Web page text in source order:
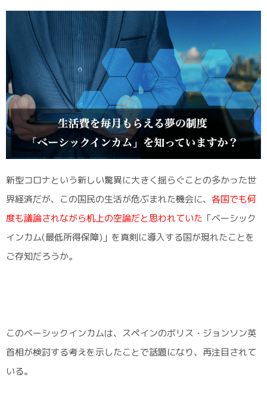
新型コロナという新しい驚異に大きく揺らぐことの多かった世
界経済だが、この国民の生活が危ぶまれた機会に、 各国でも何
度も議論されながら机上の空論だと思われていた 「ベーシック
インカム(最低所得保障)」を真剣に導入する国が現れたことを
ご存知だろうか。
このベーシックインカムは、スペインのボリス・ジョンソン英
首相が検討する考えを示したことで話題になり、再注目されて
いる。